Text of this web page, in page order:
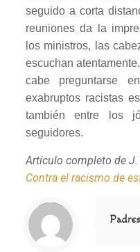
seguido a corta
reuniones da la
los ministros, las
escuchan
cabe preguntarse
exabruptos racistas
también entre los
seguidores.
Artículo completo de J.
Contra el racismo de
Notice
: Trying to access array offset on value of type null in
/home/misioner/public_html/padresblancos/themes/betheme/includes/content-single.php
on line
286